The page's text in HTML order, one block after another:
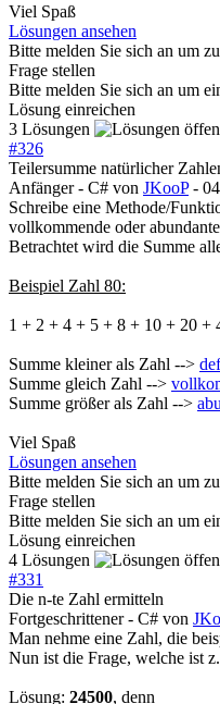
Viel Spaß
Lösungen ansehen
Bitte melden Sie sich an um
Frage stellen
Bitte melden Sie sich an um
Lösung einreichen
3 Lösungen
#326
Teilersumme natürlicher
Anfänger - C# von JKooP -
Schreibe eine Methode/
vollkommende oder
Betrachtet wird die Summe
Beispiel Zahl 80:
1 + 2 + 4 + 5 + 8 + 10 + 20 +
Summe kleiner als Zahl -->
Summe gleich Zahl -->
Summe größer als Zahl -->
Viel Spaß
Lösungen ansehen
Bitte melden Sie sich an um
Frage stellen
Bitte melden Sie sich an um
Lösung einreichen
4 Lösungen
#331
Die n-te Zahl ermitteln
Fortgeschrittener - C# von
Man nehme eine Zahl, die
Nun ist die Frage, welche ist
Lösung: 24500, denn